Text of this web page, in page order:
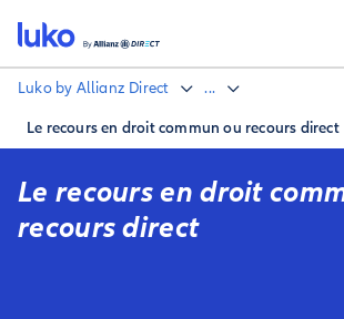
Luko by Allianz Direct ...
Le recours en droit commun ou recours direct
Le recours en droit
recours direct